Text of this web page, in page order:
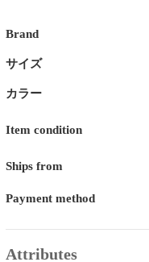
Brand
サイズ
カラー
Item condition
Ships from
Payment method
Attributes